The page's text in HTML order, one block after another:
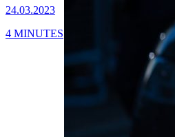
24.03.2023
4 MINUTES